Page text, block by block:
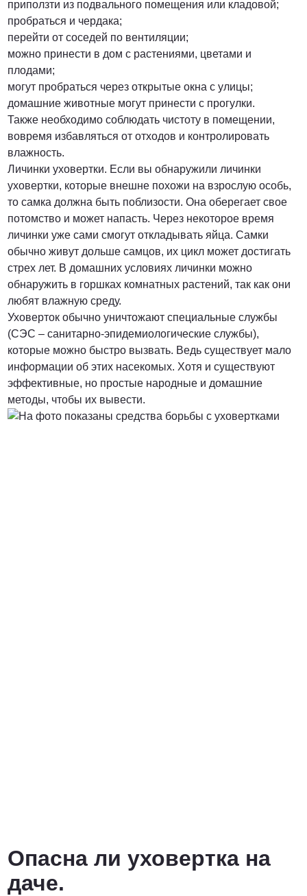
приползти из подвального помещения или кладовой;
пробраться и чердака;
перейти от соседей по вентиляции;
можно принести в дом с растениями, цветами и
плодами;
могут пробраться через открытые окна с улицы;
домашние животные могут принести с прогулки.
Также необходимо соблюдать чистоту в помещении,
вовремя избавляться от отходов и контролировать
влажность.
Личинки уховертки. Если вы обнаружили личинки
уховертки, которые внешне похожи на взрослую особь,
то самка должна быть поблизости. Она оберегает свое
потомство и может напасть. Через некоторое время
личинки уже сами смогут откладывать яйца. Самки
обычно живут дольше самцов, их цикл может достигать
стрех лет. В домашних условиях личинки можно
обнаружить в горшках комнатных растений, так как они
любят влажную среду.
Уховерток обычно уничтожают специальные службы
(СЭС – санитарно-эпидемиологические службы),
которые можно быстро вызвать. Ведь существует мало
информации об этих насекомых. Хотя и существуют
эффективные, но простые народные и домашние
методы, чтобы их вывести.
Опасна ли уховертка на
даче.